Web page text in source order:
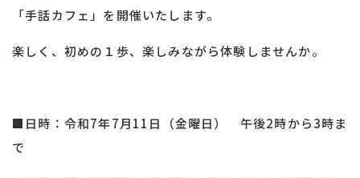
「手話カフェ」を開催いたします。
楽しく、初めの１歩、楽しみながら体験しませんか。
■日時：令和7年7月11日（金曜日） 午後2時から3時ま
で